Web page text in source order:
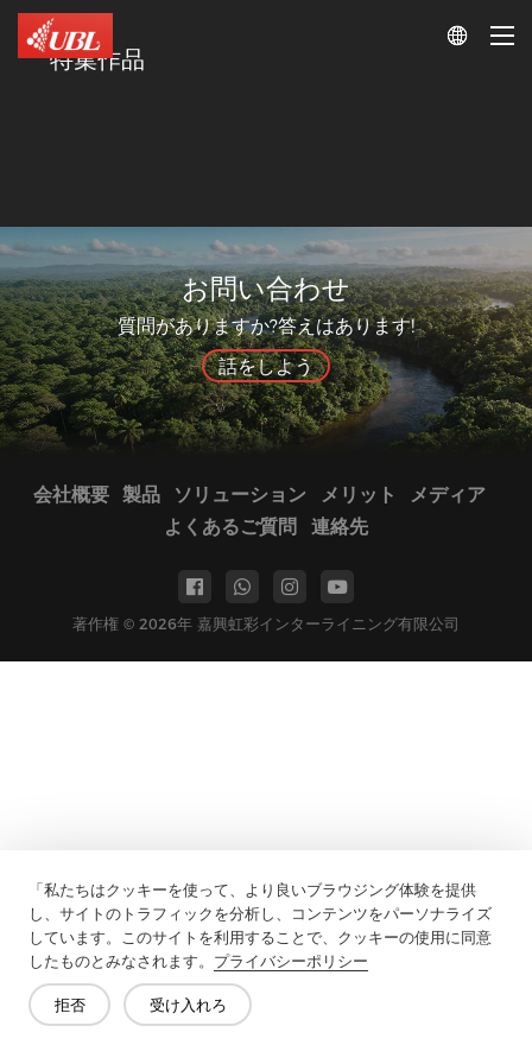
「私たちはクッキーを使って、より良いブラウジング体験を提供
し、サイトのトラフィックを分析し、コンテンツをパーソナライズ
しています。このサイトを利用することで、クッキーの使用に同意
したものとみなされます。 プライバシーポリシー
拒否 受け入れろ

特集作品
お問い合わせ
質問がありますか?答えはあります!
話をしよう
会社概要 製品 ソリューション メリット
メディア
よくあるご質問
連絡先
著作権 © 2026年 嘉興虹彩インターライニング有限公司